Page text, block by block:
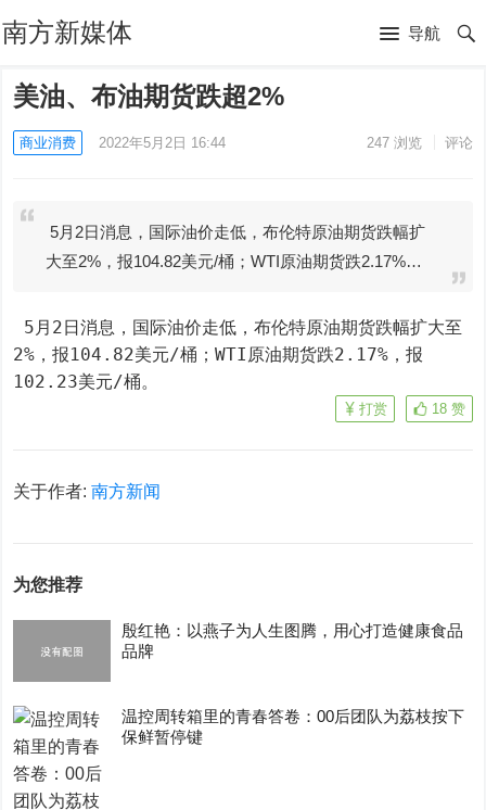
南方新媒体 导航
美油、布油期货跌超2%
商业消费 2022年5月2日 16:44 247浏览 评论
5月2日消息，国际油价走低，布伦特原油期货跌幅扩
大至2%，报104.82美元/桶；WTI原油期货跌2.17%…
5月2日消息，国际油价走低，布伦特原油期货跌幅扩大至
2%，报104.82美元/桶；WTI原油期货跌2.17%，报
102.23美元/桶。
18 赞
打赏
关于作者:南方新闻
为您推荐
殷红艳：以燕子为人生图腾，用心打造健康食品
品牌
温控周转箱里的青春答卷：00后团队为荔枝按下
保鲜暂停键